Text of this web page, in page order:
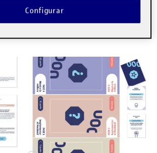
LinkedInEmail
Configurar